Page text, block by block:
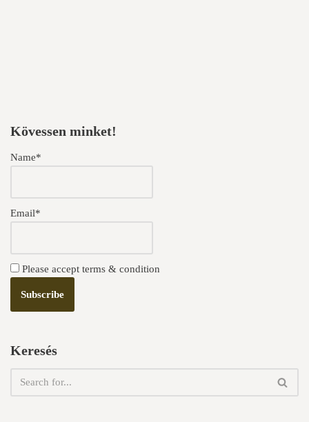
Kövessen minket!
Name*
Email*
Please accept terms & condition
Keresés